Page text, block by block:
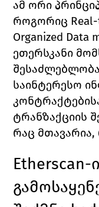
ამ ორი
როგორიც
Organized Data
ეთერსკანი
საინტერესო
ტრანზაქციის
რაც
Etherscan-